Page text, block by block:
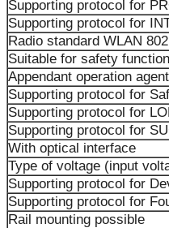
Supporting protocol for
Supporting protocol for
Radio standard WLAN
Suitable for safety
Appendant operation
Supporting protocol for
Supporting protocol for
Supporting protocol for
With optical interface
Type of voltage (input
Supporting protocol for
Supporting protocol for
Rail mounting possible